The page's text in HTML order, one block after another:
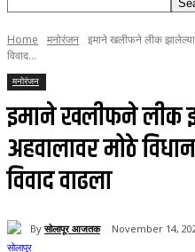
Home मनोरंजन इमाने खलीफने लीक झालेल्या
विवाद...
मनोरंजन
इमाने खलीफने लीक
अहवालावर मोठे
विवाद वाढला
By सोलापूर आजतक November 14,